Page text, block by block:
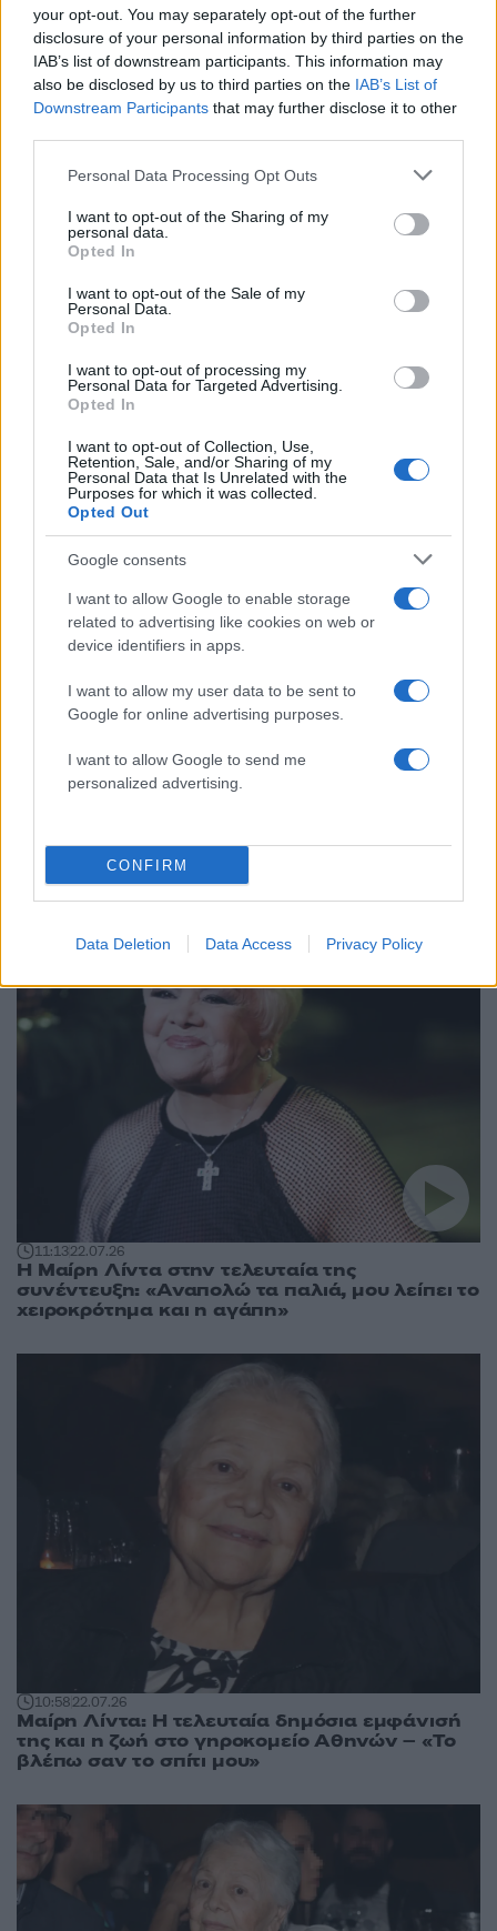
your opt-out. You may separately opt-out of the further
disclosure of your personal information by third parties on the
IAB’s list of downstream participants. This information may
also be disclosed by us to third parties on the IAB’s List of
Downstream Participants that may further disclose it to other
Please note that this website/app uses one or more Google
not limited to your visit or usage behaviour. You may click to
grant or deny consent to Google and its third-party tags to
use your data for below specified purposes in below Google
consent section.
Personal Data Processing Opt Outs
I want to opt-out of the Sharing of my
personal data.
Opted In
I want to opt-out of the Sale of my
Personal Data.
Opted In
I want to opt-out of processing my
Personal Data for Targeted Advertising.
Opted In
I want to opt-out of Collection, Use,
Retention, Sale, and/or Sharing of my
Personal Data that Is Unrelated with the
Purposes for which it was collected.
Opted Out
Google consents
I want to allow Google to enable storage
related to advertising like cookies on web or
device identifiers in apps.
I want to allow my user data to be sent to
Google for online advertising purposes.
I want to allow Google to send me
personalized advertising.
CONFIRM
Data Deletion Data Access Privacy Policy
12:4922.07.26
Η τελευταία επιθυμία της Μαίρης Λίντα - Την
Αθηνών η κηδεία της
12:0622.07.26
με ξεχωριστό ταμπεραμέντο»
11:1322.07.26
Η Μαίρη Λίντα στην τελευταία της
συνέντευξη: «Αναπολώ τα παλιά, μου λείπει το
χειροκρότημα και η αγάπη»
10:5822.07.26
Μαίρη Λίντα: Η τελευταία δημόσια εμφάνισή
της και η ζωή στο γηροκομείο Αθηνών – «Το
βλέπω σαν το σπίτι μου»